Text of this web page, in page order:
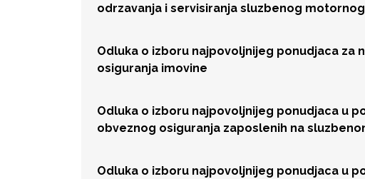
odrzavanja i servisiranja sluzbenog motornog
Odluka o izboru najpovoljnijeg ponudjaca za
osiguranja imovine
Odluka o izboru najpovoljnijeg ponudjaca u
obveznog osiguranja zaposlenih na
Odluka o izboru najpovoljnijeg ponudjaca u